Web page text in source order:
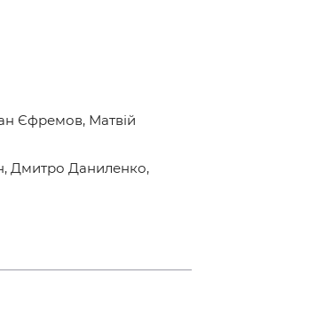
Єфремов, Матвій
Дмитро Даниленко,